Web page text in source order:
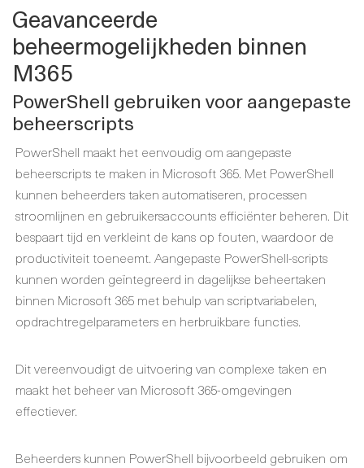
Geavanceerde
beheermogelijkheden binnen
M365
PowerShell gebruiken voor aangepaste
beheerscripts
PowerShell maakt het eenvoudig om aangepaste
beheerscripts te maken in Microsoft 365. Met PowerShell
kunnen beheerders taken automatiseren, processen
stroomlijnen en gebruikersaccounts efficiënter beheren. Dit
bespaart tijd en verkleint de kans op fouten, waardoor de
productiviteit toeneemt. Aangepaste PowerShell-scripts
kunnen worden geïntegreerd in dagelijkse beheertaken
binnen Microsoft 365 met behulp van scriptvariabelen,
opdrachtregelparameters en herbruikbare functies.
Dit vereenvoudigt de uitvoering van complexe taken en
maakt het beheer van Microsoft 365-omgevingen
effectiever.
Beheerders kunnen PowerShell bijvoorbeeld gebruiken om